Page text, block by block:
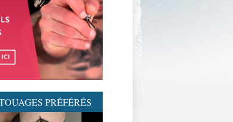
PRÉFÉRÉS